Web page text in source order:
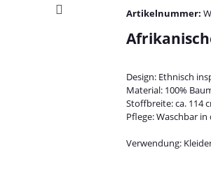
Artikelnummer:
Design: Ethnisch
Material: 100%
Stoffbreite: ca. 114
Pflege: Waschbar
Verwendung: